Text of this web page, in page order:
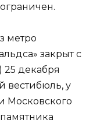
метро
закрыт с
25 декабря
вестибюль, у
Московского